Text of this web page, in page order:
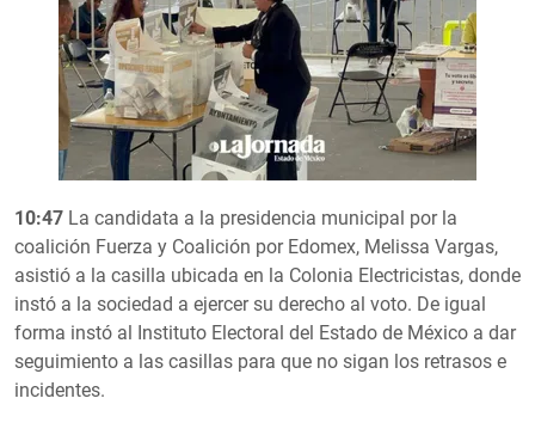
10:47 La candidata a la presidencia municipal por la
coalición Fuerza y Coalición por Edomex, Melissa Vargas,
asistió a la casilla ubicada en la Colonia Electricistas, donde
instó a la sociedad a ejercer su derecho al voto. De igual
forma instó al Instituto Electoral del Estado de México a dar
seguimiento a las casillas para que no sigan los retrasos e
incidentes.